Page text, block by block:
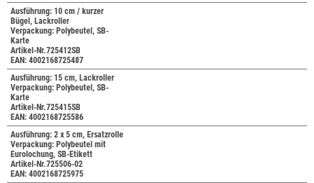
Ausführung: 10 cm / kurzer
Bügel, Lackroller
Verpackung: Polybeutel, SB-
Karte
Artikel-Nr.725412SB
EAN: 4002168725487
Ausführung: 15 cm, Lackroller
Verpackung: Polybeutel, SB-
Karte
Artikel-Nr.725415SB
EAN: 4002168725586
Ausführung: 2 x 5 cm, Ersatzrolle
Verpackung: Polybeutel mit
Eurolochung, SB-Etikett
Artikel-Nr.725506-02
EAN: 4002168725975